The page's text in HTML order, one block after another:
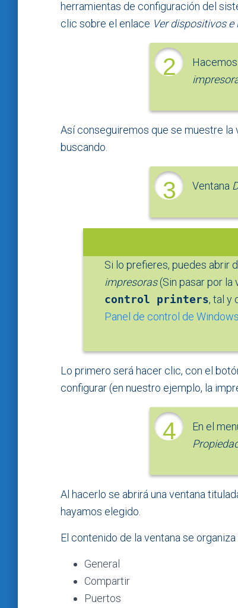
herramientas de configuración del
clic sobre el enlace Ver dispositivos
2
Así conseguiremos que se muestre la
buscando.
3 Ventana
Si lo prefieres, puedes abrir
impresoras(Sin pasar por la
control printers, tal y
Panel de control de
Lo primero será hacer clic, con el
configurar (en nuestro ejemplo, la
4
En el
Al hacerlo se abrirá una ventana
hayamos elegido.
El contenido de la ventana se
General
Compartir
Puertos